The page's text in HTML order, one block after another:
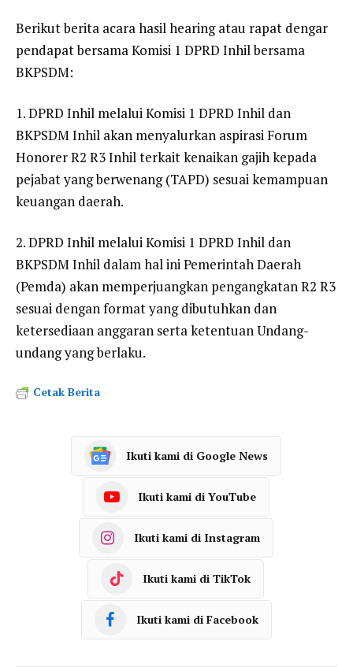
Berikut berita acara hasil hearing atau rapat dengar
pendapat bersama Komisi 1 DPRD Inhil bersama
BKPSDM:
1. DPRD Inhil melalui Komisi 1 DPRD Inhil dan
BKPSDM Inhil akan menyalurkan aspirasi Forum
Honorer R2 R3 Inhil terkait kenaikan gajih kepada
pejabat yang berwenang (TAPD) sesuai kemampuan
keuangan daerah.
2. DPRD Inhil melalui Komisi 1 DPRD Inhil dan
BKPSDM Inhil dalam hal ini Pemerintah Daerah
(Pemda) akan memperjuangkan pengangkatan R2 R3
sesuai dengan format yang dibutuhkan dan
ketersediaan anggaran serta ketentuan Undang-
undang yang berlaku.
Cetak Berita
Ikuti kami di Google News
Ikuti kami di YouTube
Ikuti kami di Instagram
Ikuti kami di TikTok
Ikuti kami di Facebook